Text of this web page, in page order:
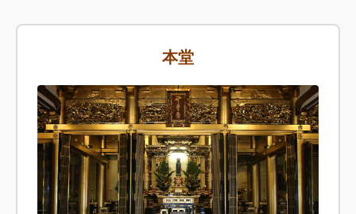
本堂